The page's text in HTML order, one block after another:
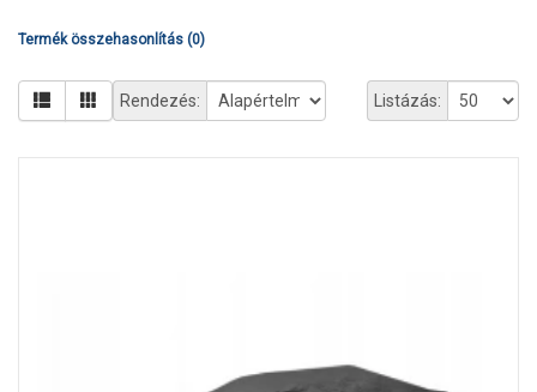
Termék összehasonlítás (0)
Listázás:
Rendezés: